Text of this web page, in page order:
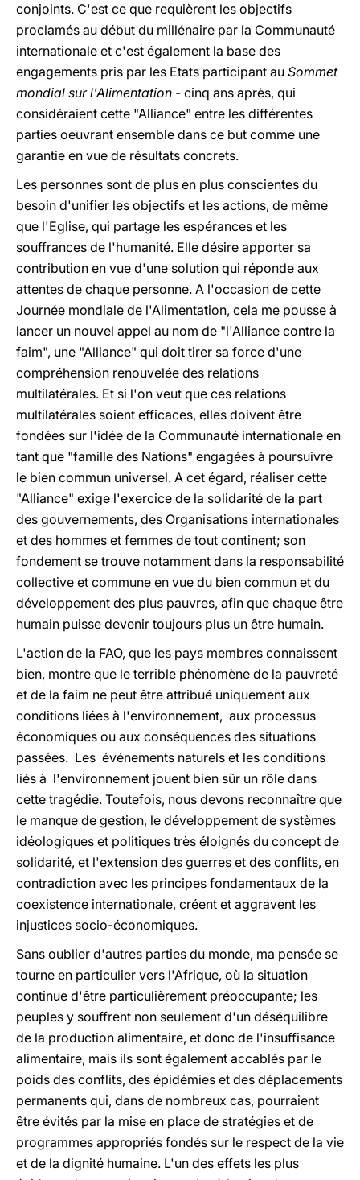
conjoints. C'est ce que requièrent les objectifs
proclamés au début du millénaire par la Communauté
internationale et c'est également la base des
engagements pris par les Etats participant au Sommet
mondial sur l'Alimentation - cinq ans après, qui
considéraient cette "Alliance" entre les différentes
parties oeuvrant ensemble dans ce but comme une
garantie en vue de résultats concrets.
Les personnes sont de plus en plus conscientes du
besoin d'unifier les objectifs et les actions, de même
que l'Eglise, qui partage les espérances et les
souffrances de l'humanité. Elle désire apporter sa
contribution en vue d'une solution qui réponde aux
attentes de chaque personne. A l'occasion de cette
Journée mondiale de l'Alimentation, cela me pousse à
lancer un nouvel appel au nom de "l'Alliance contre la
faim", une "Alliance" qui doit tirer sa force d'une
compréhension renouvelée des relations
multilatérales. Et si l'on veut que ces relations
multilatérales soient efficaces, elles doivent être
fondées sur l'idée de la Communauté internationale en
tant que "famille des Nations" engagées à poursuivre
le bien commun universel. A cet égard, réaliser cette
"Alliance" exige l'exercice de la solidarité de la part
des gouvernements, des Organisations internationales
et des hommes et femmes de tout continent; son
fondement se trouve notamment dans la responsabilité
collective et commune en vue du bien commun et du
développement des plus pauvres, afin que chaque être
humain puisse devenir toujours plus un être humain.
L'action de la FAO, que les pays membres connaissent
bien, montre que le terrible phénomène de la pauvreté
et de la faim ne peut être attribué uniquement aux
conditions liées à l'environnement, aux processus
économiques ou aux conséquences des situations
passées. Les événements naturels et les conditions
liés à l'environnement jouent bien sûr un rôle dans
cette tragédie. Toutefois, nous devons reconnaître que
le manque de gestion, le développement de systèmes
idéologiques et politiques très éloignés du concept de
solidarité, et l'extension des guerres et des conflits, en
contradiction avec les principes fondamentaux de la
coexistence internationale, créent et aggravent les
injustices socio-économiques.
Sans oublier d'autres parties du monde, ma pensée se
tourne en particulier vers l'Afrique, où la situation
continue d'être particulièrement préoccupante; les
peuples y souffrent non seulement d'un déséquilibre
de la production alimentaire, et donc de l'insuffisance
alimentaire, mais ils sont également accablés par le
poids des conflits, des épidémies et des déplacements
permanents qui, dans de nombreux cas, pourraient
être évités par la mise en place de stratégies et de
programmes appropriés fondés sur le respect de la vie
et de la dignité humaine. L'un des effets les plus